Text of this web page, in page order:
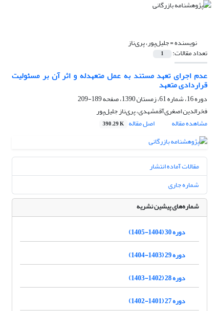
نویسنده =جلیل‌پور، پری‌ناز
تعداد مقالات: 1
عدم اجرای تعهد مستند به عمل متعهدله و اثر آن بر مسئولیت
قراردادی متعهد
دوره 16، شماره 61، زمستان 1390، صفحه
189-209
فخرالدین اصغری‌آقمشهدی، پری‌ناز جلیل‌پور
مشاهده مقاله
اصل مقاله 390.29 K
مقالات آماده انتشار
شماره جاری
شماره‌های پیشین نشریه
دوره 30 (1404-1405)
دوره 29 (1403-1404)
دوره 28 (1402-1403)
دوره 27 (1401-1402)